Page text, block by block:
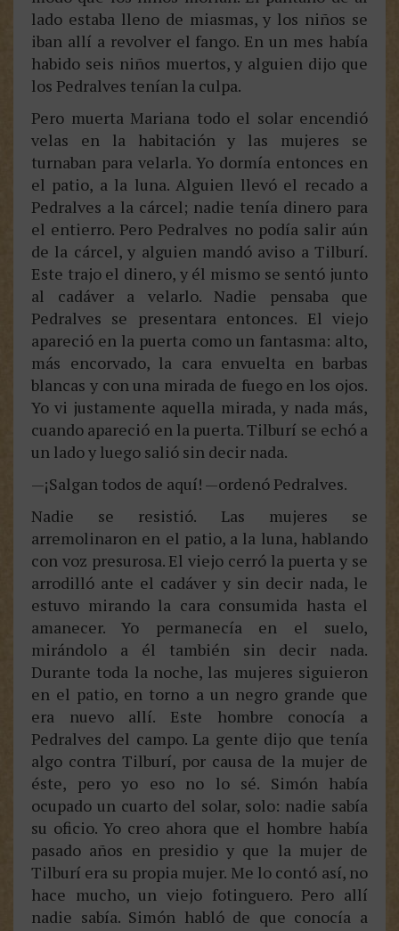
lado estaba lleno de miasmas, y los niños se
iban allí a revolver el fango. En un mes había
habido seis niños muertos, y alguien dijo que
los Pedralves tenían la culpa.
Pero muerta Mariana todo el solar encendió
velas en la habitación y las mujeres se
turnaban para velarla. Yo dormía entonces en
el patio, a la luna. Alguien llevó el recado a
Pedralves a la cárcel; nadie tenía dinero para
el entierro. Pero Pedralves no podía salir aún
de la cárcel, y alguien mandó aviso a Tilburí.
Este trajo el dinero, y él mismo se sentó junto
al cadáver a velarlo. Nadie pensaba que
Pedralves se presentara entonces. El viejo
apareció en la puerta como un fantasma: alto,
más encorvado, la cara envuelta en barbas
blancas y con una mirada de fuego en los ojos.
Yo vi justamente aquella mirada, y nada más,
cuando apareció en la puerta. Tilburí se echó a
un lado y luego salió sin decir nada.
—¡Salgan todos de aquí! —ordenó Pedralves.
Nadie se resistió. Las mujeres se
arremolinaron en el patio, a la luna, hablando
con voz presurosa. El viejo cerró la puerta y se
arrodilló ante el cadáver y sin decir nada, le
estuvo mirando la cara consumida hasta el
amanecer. Yo permanecía en el suelo,
mirándolo a él también sin decir nada.
Durante toda la noche, las mujeres siguieron
en el patio, en torno a un negro grande que
era nuevo allí. Este hombre conocía a
Pedralves del campo. La gente dijo que tenía
algo contra Tilburí, por causa de la mujer de
éste, pero yo eso no lo sé. Simón había
ocupado un cuarto del solar, solo: nadie sabía
su oficio. Yo creo ahora que el hombre había
pasado años en presidio y que la mujer de
Tilburí era su propia mujer. Me lo contó así, no
hace mucho, un viejo fotinguero. Pero allí
nadie sabía. Simón habló de que conocía a